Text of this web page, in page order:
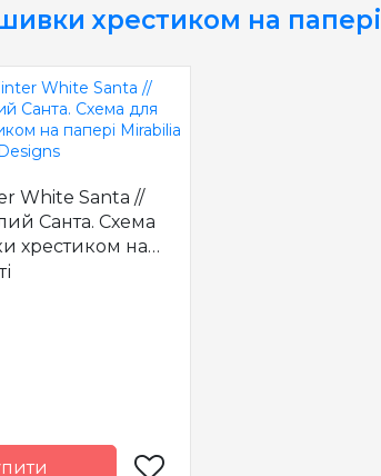
хрестиком на папері
White Santa //
Санта. Схема
хрестиком на
Designs